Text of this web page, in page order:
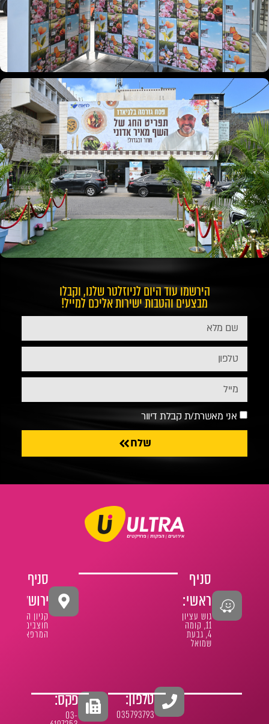
הירשמו עוד היום לניוזלטר שלנו, וקבלו
מבצעים והטבות ישירות אליכם למייל!
אני מאשרת/ת קבלת דיוור
שלח
סניף
ראשי:
גוש עציון
11, קומה
4, גבעת
שמואל
סניף
ירושלים:
קניון הר
חוצבים
המרפא 1
טלפון:
035793793
פקס:
03-